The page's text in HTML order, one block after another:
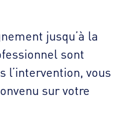
jusqu’à la
sont
l’intervention, vous
sur votre